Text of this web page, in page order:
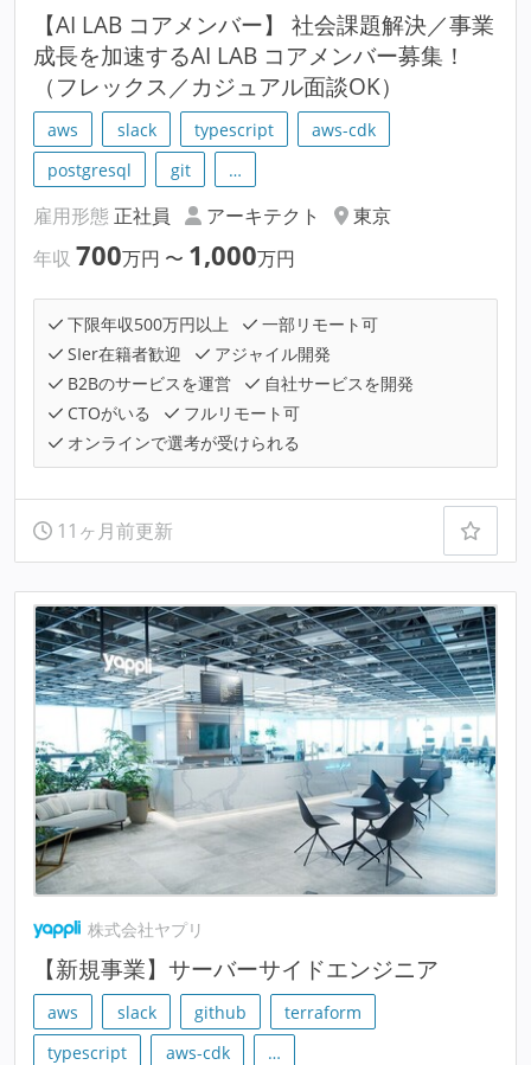
【AI LAB コアメンバー】 社会課題解決／事業
成長を加速するAI LAB コアメンバー募集！
（フレックス／カジュアル面談OK）
aws slack typescript
aws-cdk
postgresql
git …
雇用形態 正社員 アーキテクト
東京
年収 700万円 〜 1,000万円
下限年収500万円以上
一部リモート可
SIer在籍者歓迎
アジャイル開発
B2Bのサービスを運営
自社サービスを開発
CTOがいる
フルリモート可
オンラインで選考が受けられる
11ヶ月前更新
株式会社ヤプリ
【新規事業】サーバーサイドエンジニア
aws slack github
terraform
typescript
aws-cdk …